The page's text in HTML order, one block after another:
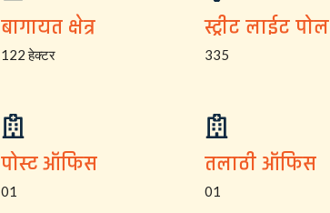
बागायत क्षेत्र
122 हेक्टर
स्ट्रीट लाईट पोल
335
पोस्ट ऑफिस
01
तलाठी ऑफिस
01